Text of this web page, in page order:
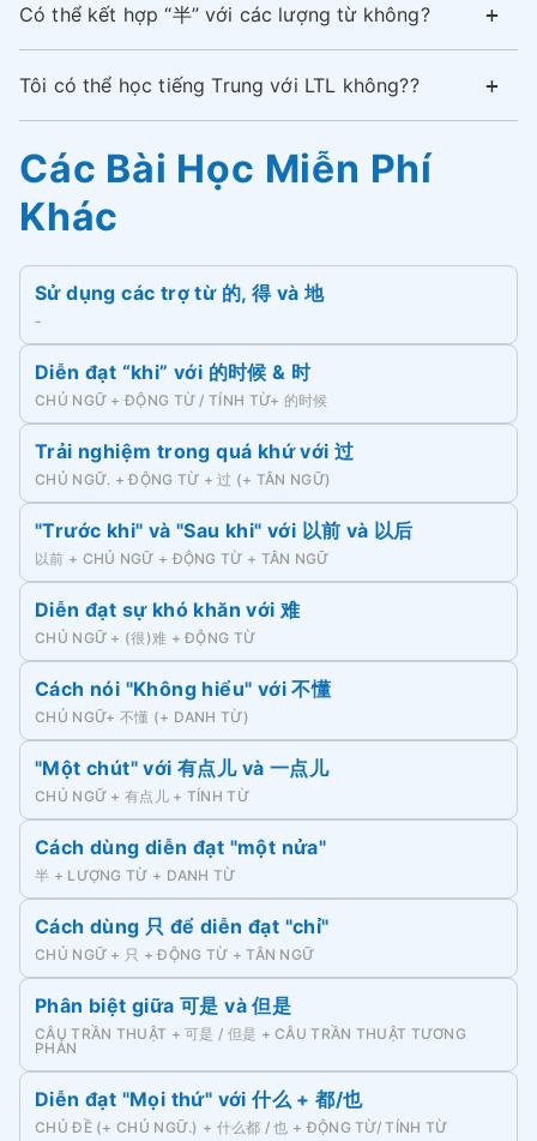
Có thể kết hợp “半” với các lượng từ không?
Tôi có thể học tiếng Trung với LTL không??
Các Bài Học Miễn Phí
Khác
Sử dụng các trợ từ 的, 得 và 地
-
Diễn đạt “khi” với 的时候 & 时
CHỦ NGỮ + ĐỘNG TỪ / TÍNH TỪ+ 的时候
Trải nghiệm trong quá khứ với 过
CHỦ NGỮ. + ĐỘNG TỪ + 过 (+ TÂN NGỮ)
"Trước khi" và "Sau khi" với 以前 và 以后
以前 + CHỦ NGỮ + ĐỘNG TỪ + TÂN NGỮ
Diễn đạt sự khó khăn với 难
CHỦ NGỮ + (很)难 + ĐỘNG TỪ
Cách nói "Không hiểu" với 不懂
CHỦ NGỮ+ 不懂 (+ DANH TỪ)
"Một chút" với 有点儿 và 一点儿
CHỦ NGỮ + 有点儿 + TÍNH TỪ
Cách dùng diễn đạt "một nửa"
半 + LƯỢNG TỪ + DANH TỪ
Cách dùng 只 để diễn đạt "chỉ"
CHỦ NGỮ + 只 + ĐỘNG TỪ + TÂN NGỮ
Phân biệt giữa 可是 và 但是
CÂU TRẦN THUẬT + 可是 / 但是 + CÂU TRẦN THUẬT TƯƠNG
PHẢN
Diễn đạt "Mọi thứ" với 什么 + 都/也
CHỦ ĐỀ (+ CHỦ NGỮ.) + 什么都 / 也 + ĐỘNG TỪ/ TÍNH TỪ